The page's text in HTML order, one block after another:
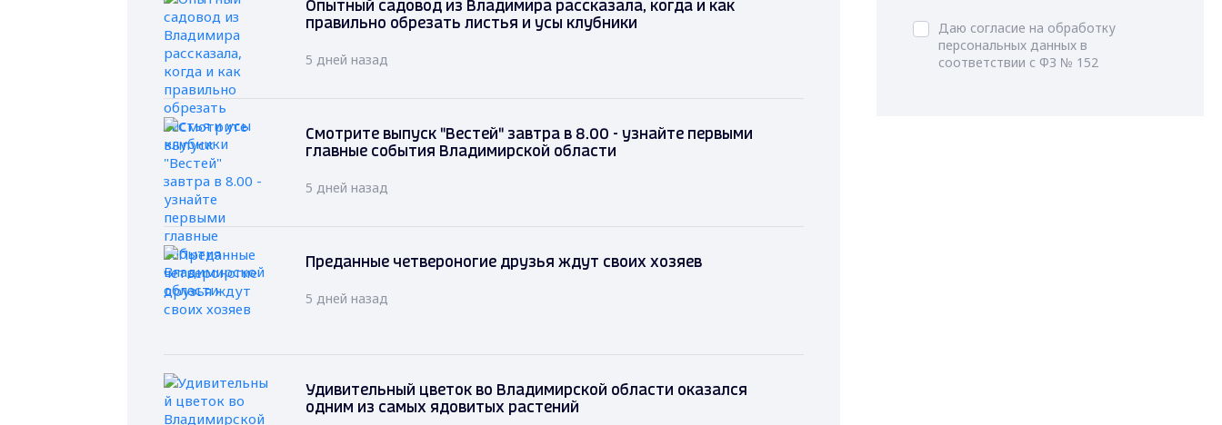
Опытный садовод из Владимира рассказала, когда и как
правильно обрезать листья и усы клубники
5 дней назад
Смотрите выпуск "Вестей" завтра в 8.00 - узнайте первыми
главные события Владимирской области
5 дней назад
Преданные четвероногие друзья ждут своих хозяев
5 дней назад
Удивительный цветок во Владимирской области оказался
одним из самых ядовитых растений
Даю согласие на обработку
персональных данных в
соответствии с ФЗ № 152